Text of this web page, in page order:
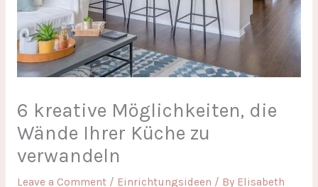
6 kreative Möglichkeiten, die
Wände Ihrer Küche zu
verwandeln
Leave a Comment / Einrichtungsideen / By Elisabeth